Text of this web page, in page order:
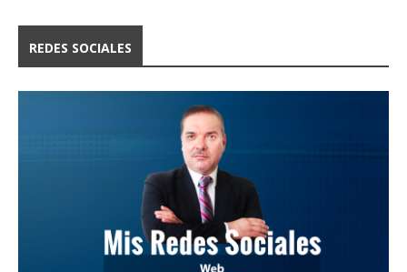
REDES SOCIALES